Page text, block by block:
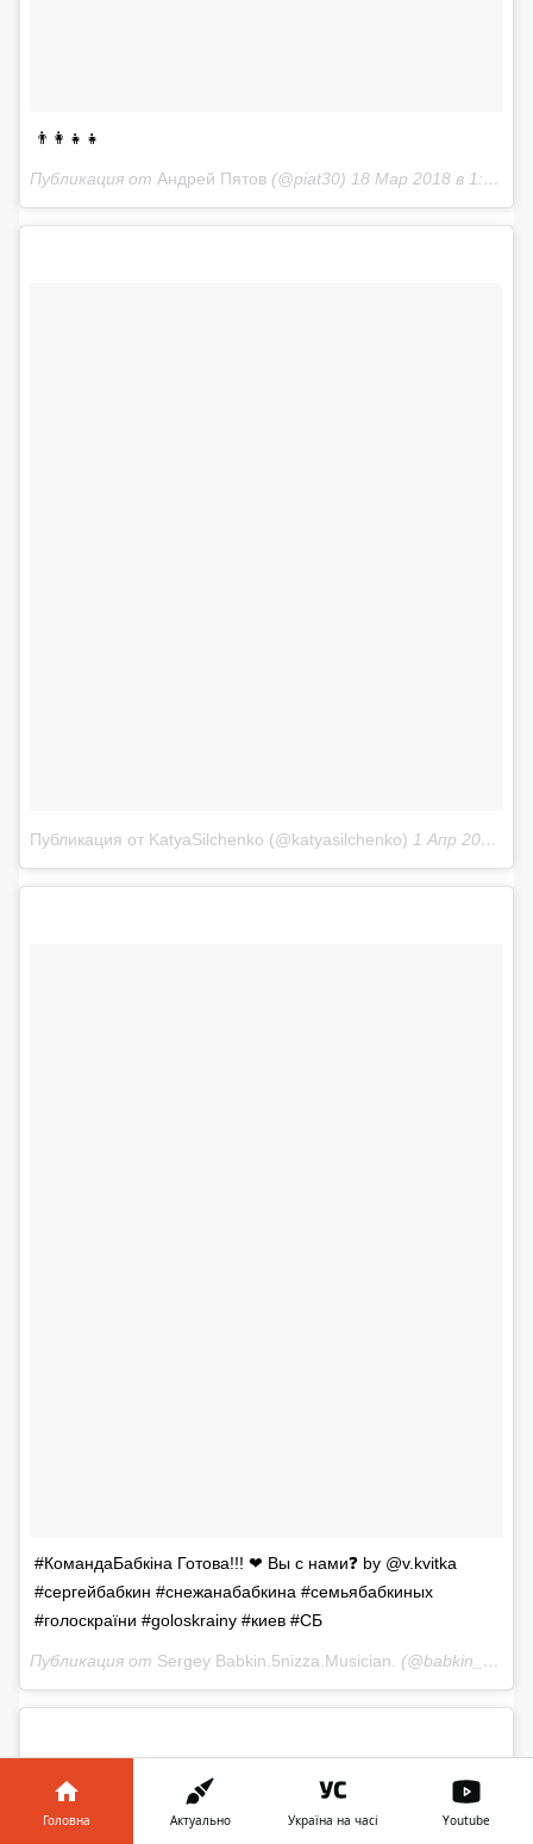
👨‍👩‍👧‍👧
Публикация от Андрей Пятов (@piat30) 18 Мар 2018 в 1:18 PDT
Публикация от KatyaSilchenko (@katyasilchenko) 1 Апр 2018 в 5:45 PDT
#КомандаБабкiна Готова!!! ❤ Вы с нами❓ by @v.kvitka
#сергейбабкин #снежанабабкина #семьябабкиных
#голоскраїни #goloskrainy #киев #СБ
Публикация от Sergey Babkin.5nizza.Musician. (@babkin_official)
Головна Актуально Україна на часі Youtube